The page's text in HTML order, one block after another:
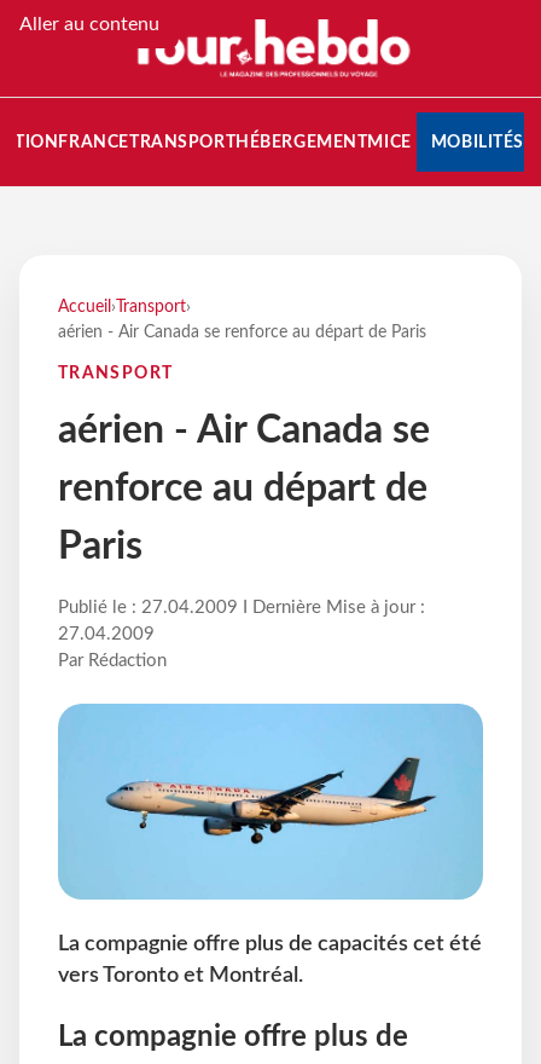
Aller au contenu
FRANCETRANSPORT HÉBERGEMENTMICE MOBILITÉS
Accueil › Transport›
aérien - Air Canada se renforce au départ de Paris
TRANSPORT
aérien - Air Canada se
renforce au départ de
Paris
Publié le : 27.04.2009 I Dernière Mise à jour :
27.04.2009
Par Rédaction
La compagnie offre plus de capacités cet été
vers Toronto et Montréal.
La compagnie offre plus de